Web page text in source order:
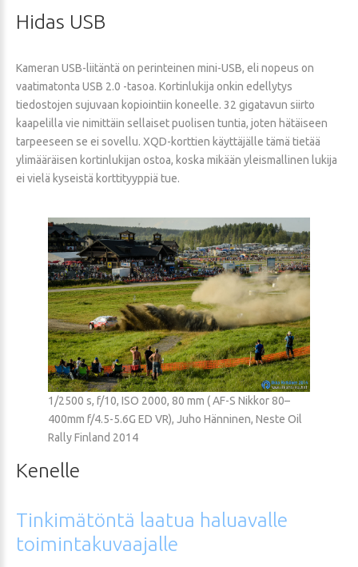
Hidas USB
Kameran USB-liitäntä on perinteinen mini-USB, eli nopeus on
vaatimatonta USB 2.0 -tasoa. Kortinlukija onkin edellytys
tiedostojen sujuvaan kopiointiin koneelle. 32 gigatavun siirto
kaapelilla vie nimittäin sellaiset puolisen tuntia, joten hätäiseen
tarpeeseen se ei sovellu. XQD-korttien käyttäjälle tämä tietää
ylimääräisen kortinlukijan ostoa, koska mikään yleismallinen lukija
ei vielä kyseistä korttityyppiä tue.
1/2500 s, f/10, ISO 2000, 80 mm ( AF-S Nikkor 80–
400mm f/4.5-5.6G ED VR), Juho Hänninen, Neste Oil
Rally Finland 2014
Kenelle
Tinkimätöntä laatua haluavalle
toimintakuvaajalle